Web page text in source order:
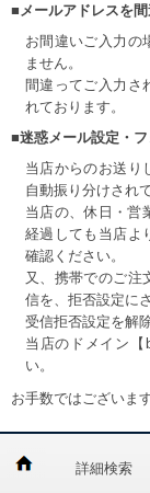
■メールアドレスを間
お間違いご入力の
ません。
間違ってご入力さ
れております。
■迷惑メール設定・フ
当店からのお送り
自動振り分けされ
当店の、休日・営
経過しても当店よ
確認ください。
又、携帯でのご注
信を、拒否設定に
受信拒否設定を解
当店のドメイン【
い。
お手数ではございま
詳細検索